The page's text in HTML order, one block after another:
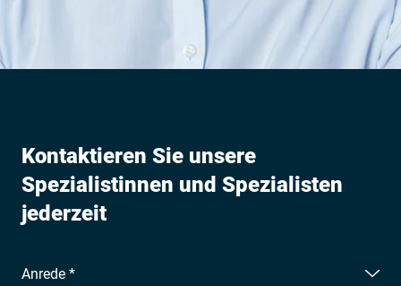
Kontaktieren Sie unsere
Spezialistinnen und Spezialisten
jederzeit
Anrede *